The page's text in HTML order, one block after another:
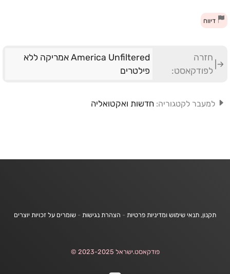
דיווח
חזרה
לפודקאסט:
America Unfiltered אמריקה ללא
פילטרים
למעבר לקטגוריה: חדשות ואקטואליה
תקנון, תנאי שימוש ומדיניות פרטיות - הצהרת נגישות - שומרים על זכויות יוצרים
פודקאסט.ישראל 2023-2025 ©